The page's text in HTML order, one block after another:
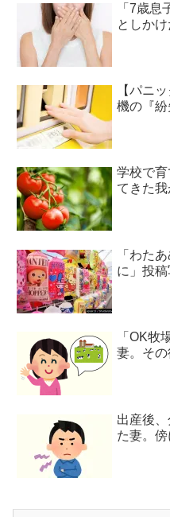
「7歳
としか
【パニ
機の『
学校で
てきた
「わた
に」投
「OK牧
妻。そ
出産後
た妻。